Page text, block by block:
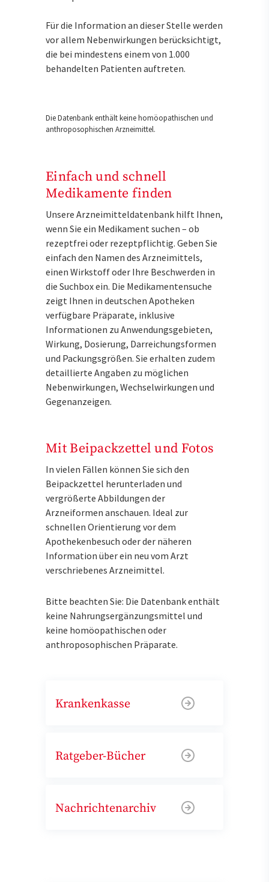
Für die Information an dieser Stelle werden
vor allem Nebenwirkungen berücksichtigt,
die bei mindestens einem von 1.000
behandelten Patienten auftreten.
Die Datenbank enthält keine homöopathischen und
anthroposophischen Arzneimittel.
Einfach und schnell
Medikamente finden
Unsere Arzneimitteldatenbank hilft Ihnen,
wenn Sie ein Medikament suchen – ob
rezeptfrei oder rezeptpflichtig. Geben Sie
einfach den Namen des Arzneimittels,
einen Wirkstoff oder Ihre Beschwerden in
die Suchbox ein. Die Medikamentensuche
zeigt Ihnen in deutschen Apotheken
verfügbare Präparate, inklusive
Informationen zu Anwendungsgebieten,
Wirkung, Dosierung, Darreichungsformen
und Packungsgrößen. Sie erhalten zudem
detaillierte Angaben zu möglichen
Nebenwirkungen, Wechselwirkungen und
Gegenanzeigen.
Mit Beipackzettel und Fotos
In vielen Fällen können Sie sich den
Beipackzettel herunterladen und
vergrößerte Abbildungen der
Arzneiformen anschauen. Ideal zur
schnellen Orientierung vor dem
Apothekenbesuch oder der näheren
Information über ein neu vom Arzt
verschriebenes Arzneimittel.
Bitte beachten Sie: Die Datenbank enthält
keine Nahrungsergänzungsmittel und
keine homöopathischen oder
anthroposophischen Präparate.
Krankenkasse
Ratgeber-Bücher
Nachrichtenarchiv